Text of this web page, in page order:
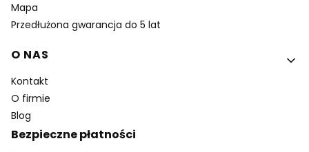
Mapa
Przedłużona gwarancja do 5 lat
O NAS
Kontakt
O firmie
Blog
Bezpieczne płatności